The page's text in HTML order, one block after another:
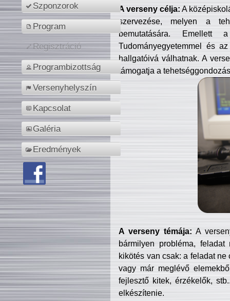
Szponzorok
Program
Regisztráció
Programbizottság
Versenyhelyszín
Kapcsolat
Galéria
Eredmények
A verseny célja: A
szervezése, melyen a
bemutatására. Emellett
Tudományegyetemmel és
hallgatóivá válhatnak. A
támogatja a
A verseny témája: A
bármilyen probléma, feladat
kikötés van csak: a feladat
vagy már meglévő
fejlesztő kitek, érzékelők,
elkészítenie.